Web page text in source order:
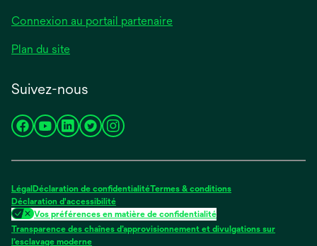
Connexion au portail partenaire
Plan du site
Suivez-nous
s’ouvre
nouvel
onglet
s’ouvre
nouvel
onglet
s’ouvre
nouvel
onglet
s’ouvre
nouvel
onglet
s’ouvre
nouvel
onglet
Légal Déclaration de confidentialitéTermes & conditions
Déclaration d'accessibilité
Vos préférences en matière de confidentialité
Transparence des chaînes d’approvisionnement et divulgations sur
l’esclavage modernes’ouvre